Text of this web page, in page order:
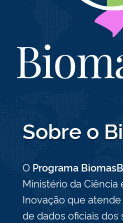
Sobre o
O Programa
Ministério da Ciência
Inovação que
de dados oficiais dos